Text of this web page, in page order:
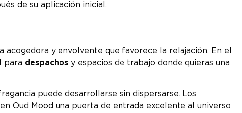
de su aplicación inicial.
acogedora y envolvente que favorece la relajación. En el
para despachos y espacios de trabajo donde quieras una
puede desarrollarse sin dispersarse. Los
Oud Mood una puerta de entrada excelente al universo